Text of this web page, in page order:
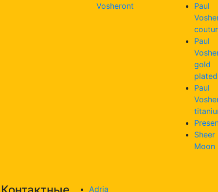
Vosheront
Paul
Paul
gold
plated
Paul
Sheer
Moon
Adria